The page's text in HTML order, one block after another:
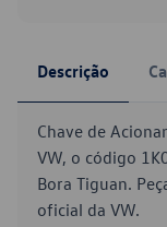
Descrição
Chave de
VW, o código
Bora Tiguan.
oficial da VW.